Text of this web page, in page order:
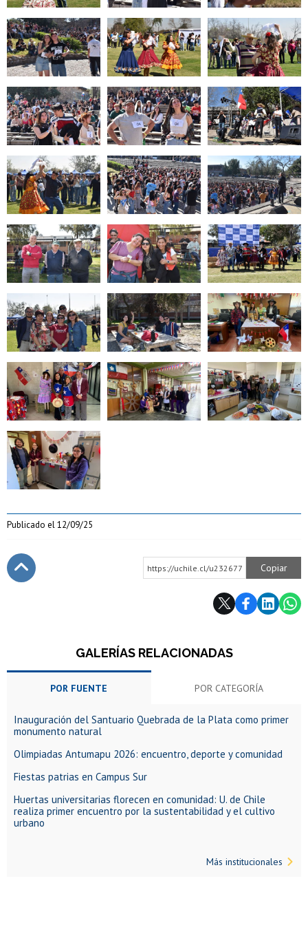
Zoom Zoom Zoom
Zoom Zoom Zoom
Zoom Zoom Zoom
Zoom Zoom Zoom
Zoom Zoom Zoom
Zoom Zoom Zoom
Zoom
Publicado el12/09/25
https://uchile.cl/u232677 Copiar
GALERÍAS RELACIONADAS
POR FUENTE POR CATEGORÍA
Inauguración del Santuario Quebrada de la Plata como primer
monumento natural
Olimpiadas Antumapu 2026: encuentro, deporte y comunidad
Fiestas patrias en Campus Sur
Huertas universitarias florecen en comunidad: U. de Chile
realiza primer encuentro por la sustentabilidad y el cultivo
urbano
Más institucionales